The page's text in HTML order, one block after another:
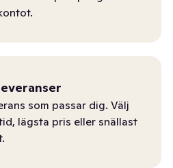
som passar dig. Välj
lägsta pris eller snällast